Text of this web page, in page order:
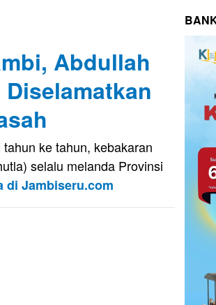
Abdullah
ke tahun, kebakaran
selalu melanda Provinsi
di Jambiseru.com